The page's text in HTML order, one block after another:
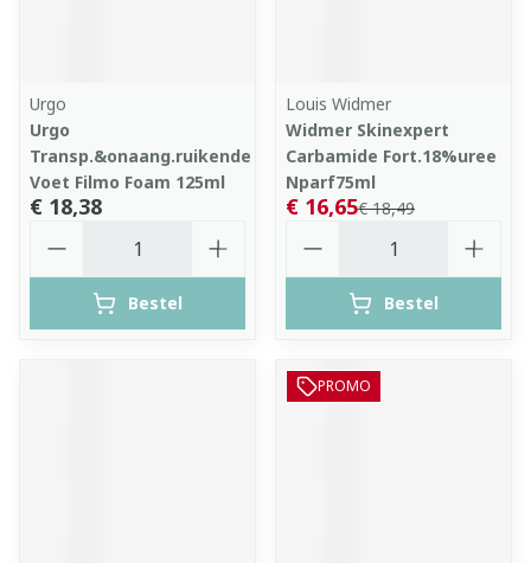
Urgo
Urgo
Transp.&onaang.ruikende
Voet Filmo Foam 125ml
€ 18,38
Bestel
Louis Widmer
Widmer Skinexpert
Carbamide Fort.18%uree
Nparf75ml
€ 18,49
€ 16,65
Bestel
PROMO